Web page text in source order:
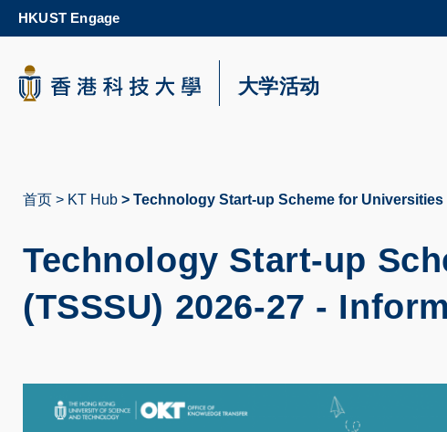
content
科大新闻
HKUST Engage
大学活动
包
首页 KT Hub Technology Start-up Scheme for
Technology Start-up
(TSSSU) 2026-27 -